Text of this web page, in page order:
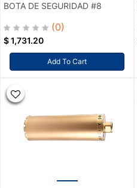
BOTA DE SEGURIDAD #8
(0)
$1,731.20
Add To Cart